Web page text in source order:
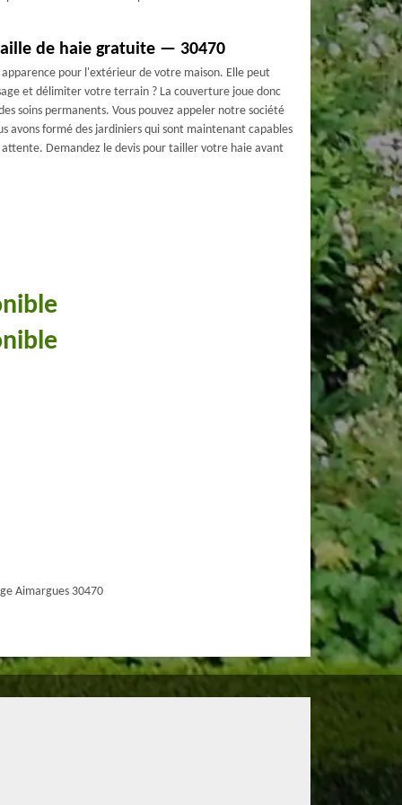
de haie gratuite — 30470
pour l'extérieur de votre maison. Elle peut
et délimiter votre terrain ? La couverture joue donc
soins permanents. Vous pouvez appeler notre société
avons formé des jardiniers qui sont maintenant capables
Demandez le devis pour tailler votre haie avant
Aimargues 30470